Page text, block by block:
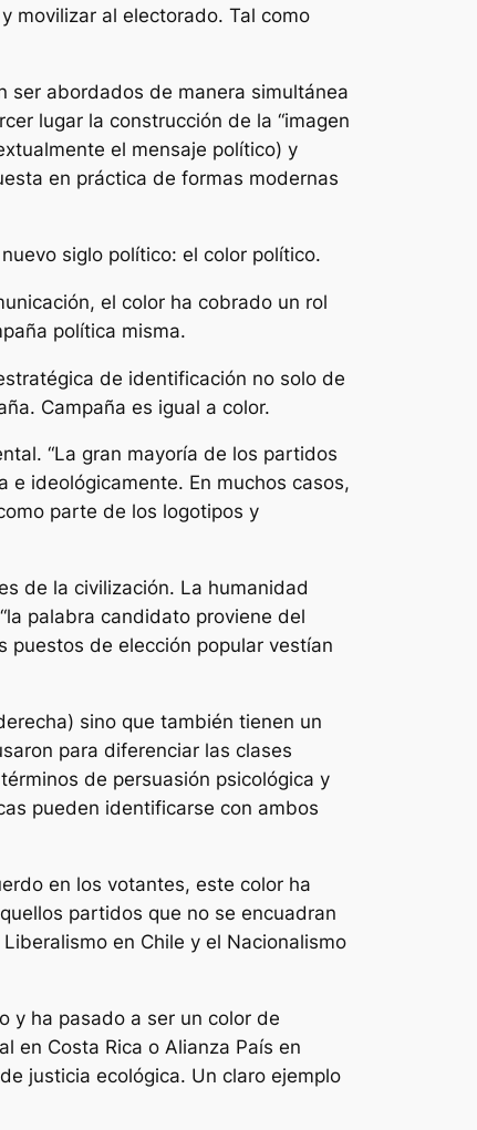
movilizar al electorado. Tal como
ser abordados de manera simultánea
lugar la construcción de la “imagen
el mensaje político) y
en práctica de formas modernas
siglo político: el color político.
el color ha cobrado un rol
política misma.
de identificación no solo de
Campaña es igual a color.
“La gran mayoría de los partidos
ideológicamente. En muchos casos,
parte de los logotipos y
de la civilización. La humanidad
“la palabra candidato proviene del
puestos de elección popular vestían
sino que también tienen un
para diferenciar las clases
de persuasión psicológica y
pueden identificarse con ambos
en los votantes, este color ha
partidos que no se encuadran
en Chile y el Nacionalismo
y ha pasado a ser un color de
en Costa Rica o Alianza País en
justicia ecológica. Un claro ejemplo